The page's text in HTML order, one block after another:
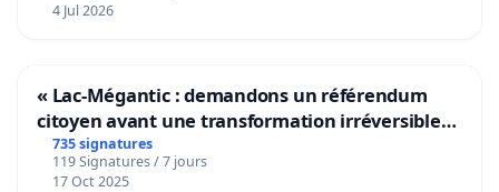
4 Jul 2026
« Lac-Mégantic : demandons un référendum
citoyen avant une transformation irréversible
de notre territoire »
735 signatures
119 Signatures / 7 jours
17 Oct 2025